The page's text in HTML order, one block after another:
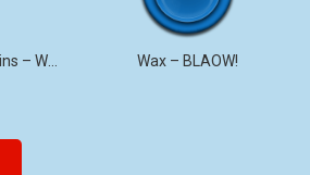
Barely Alive & Ragga Twins – We Set It Wax – BLAOW!